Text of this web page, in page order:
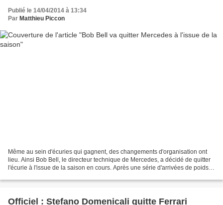
Publié le 14/04/2014 à 13:34
Par Matthieu Piccon
Même au sein d'écuries qui gagnent, des changements d'organisation ont
lieu. Ainsi Bob Bell, le directeur technique de Mercedes, a décidé de quitter
l'écurie à l'issue de la saison en cours. Après une série d'arrivées de poids
Officiel : Stefano Domenicali quitte Ferrari